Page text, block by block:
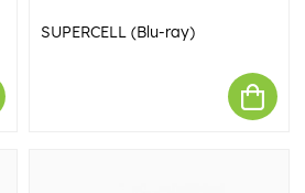
SUPERCELL (Blu-ray)